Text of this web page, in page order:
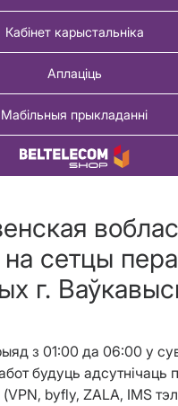
Кабінет карыстальніка
Аплаціць
Мабільныя прыкладанні
Купіць тавар
сетцы
г.
з 01:00 да 06:00 у
будуць адсутнічаць
byfly, ZALA, IMS